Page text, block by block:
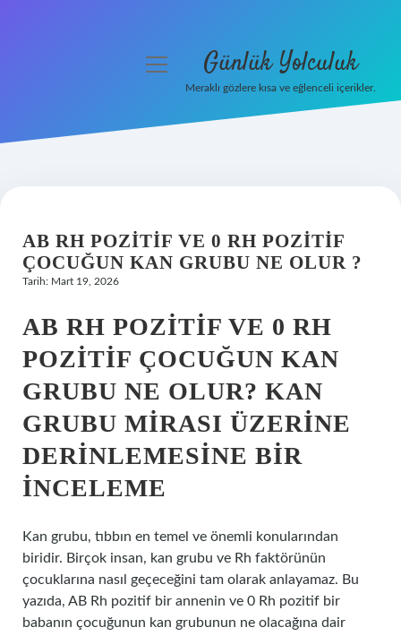
Hakkımızda
menüyü
Günlük Yolculuk
Meraklı gözlere kısa ve eğlenceli içerikler.
AB RH POZITIF VE 0 RH POZITIF
ÇOCUĞUN KAN GRUBU NE OLUR ?
Tarih: Mart 19, 2026
AB RH POZITIF VE 0 RH
POZITIF ÇOCUĞUN KAN
GRUBU NE OLUR? KAN
GRUBU MIRASI ÜZERINE
DERINLEMESINE BIR
İNCELEME
Kan grubu, tıbbın en temel ve önemli konularından
biridir. Birçok insan, kan grubu ve Rh faktörünün
çocuklarına nasıl geçeceğini tam olarak anlayamaz. Bu
yazıda, AB Rh pozitif bir annenin ve 0 Rh pozitif bir
babanın çocuğunun kan grubunun ne olacağına dair